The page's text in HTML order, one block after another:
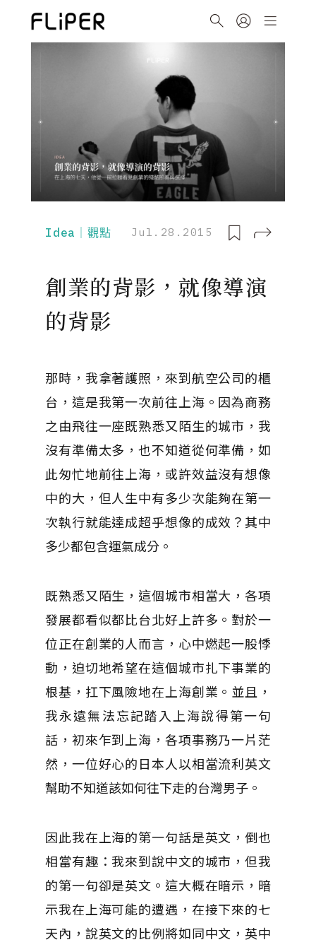
Idea｜觀點 Jul.28.2015
創業的背影，就像導演
的背影
那時，我拿著護照，來到航空公司的櫃
台，這是我第一次前往上海。因為商務
之由飛往一座既熟悉又陌生的城市，我
沒有準備太多，也不知道從何準備，如
此匆忙地前往上海，或許效益沒有想像
中的大，但人生中有多少次能夠在第一
次執行就能達成超乎想像的成效？其中
多少都包含運氣成分。
既熟悉又陌生，這個城市相當大，各項
發展都看似都比台北好上許多。對於一
位正在創業的人而言，心中燃起一股悸
動，迫切地希望在這個城市扎下事業的
根基，扛下風險地在上海創業。並且，
我永遠無法忘記踏入上海說得第一句
話，初來乍到上海，各項事務乃一片茫
然，一位好心的日本人以相當流利英文
幫助不知道該如何往下走的台灣男子。
因此我在上海的第一句話是英文，倒也
相當有趣：我來到說中文的城市，但我
的第一句卻是英文。這大概在暗示，暗
示我在上海可能的遭遇，在接下來的七
天內，說英文的比例將如同中文，英中